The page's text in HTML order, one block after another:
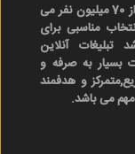
در حال حاضر کاربران اینترنت در ایران بیش از 70 میلیون نفر می
مناسبی برای
آنلاین
بسیار به صرفه و
و هدفمند
می باشد.